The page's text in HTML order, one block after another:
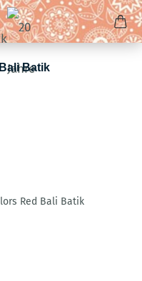
Batik